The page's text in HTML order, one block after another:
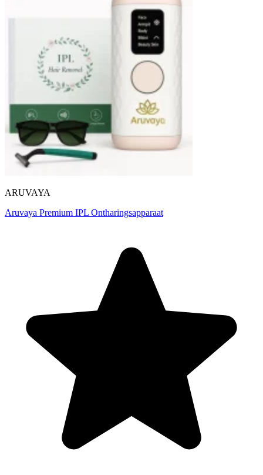
ARUVAYA
Aruvaya Premium IPL Ontharingsapparaat